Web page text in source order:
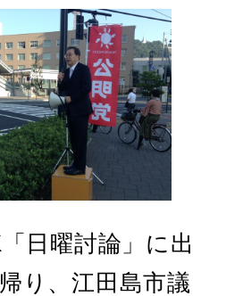
日曜討論」に出
り、江田島市議